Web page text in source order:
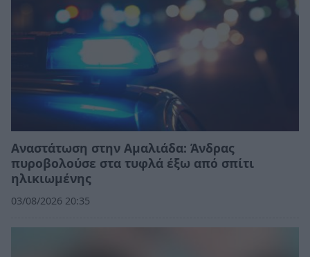
Αναστάτωση στην Αμαλιάδα: Άνδρας
πυροβολούσε στα τυφλά έξω από σπίτι
ηλικιωμένης
03/08/2026 20:35